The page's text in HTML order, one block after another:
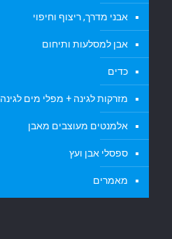
אבני מדרך, ריצוף וחיפוי
אבן למסלעות ותיחום
כדים
מזרקות לגינה + מפלי מים לגינה
אלמנטים מעוצבים מאבן
ספסלי אבן ועץ
מאמרים